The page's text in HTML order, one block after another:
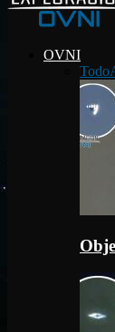
OVNI
Todo